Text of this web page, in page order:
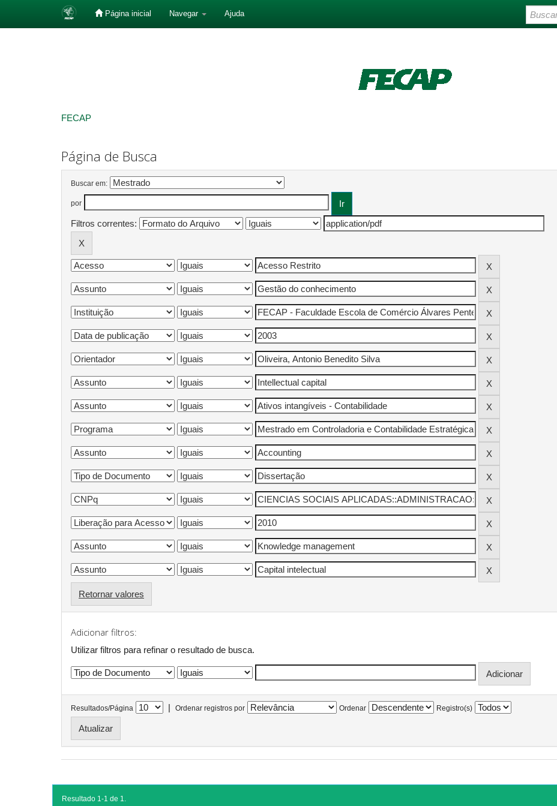
Página inicial Navegar Ajuda
FECAP
Página de Busca
Buscar em:
por
Filtros correntes:
Retornar valores
Adicionar filtros:
Utilizar filtros para refinar o resultado de busca.
Resultados/Página | Ordenar registros por Ordenar Registro(s)
Resultado 1-1 de 1.